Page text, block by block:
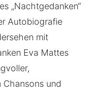
„Nachtgedanken“
Autobiografie
mit
Eva Mattes
Chansons und